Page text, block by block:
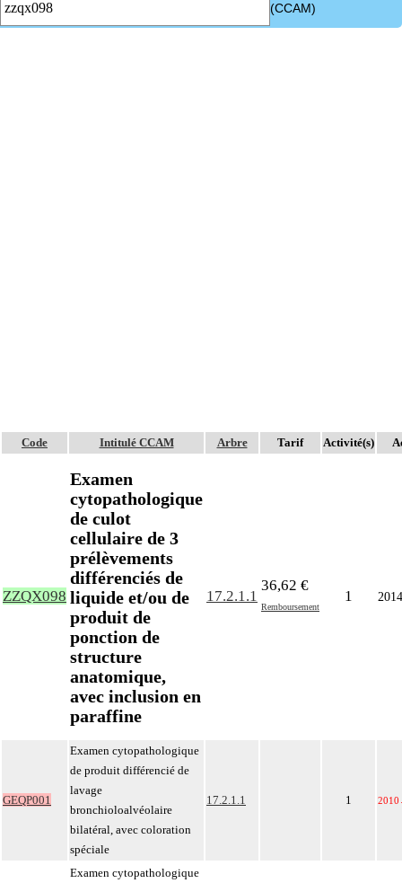
(CCAM)
Code Intitulé CCAM Arbre Tarif Activité(s)
ZZQX098
Examen
cytopathologique
de culot
cellulaire de 3
prélèvements
différenciés de
liquide et/ou de
produit de
ponction de
structure
anatomique,
avec inclusion en
paraffine
17.2.1.1
36,62 €
Remboursement
1 2014
GEQP001
Examen cytopathologique
de produit différencié de
lavage
bronchioloalvéolaire
bilatéral, avec coloration
spéciale
17.2.1.1 1 2010
Examen cytopathologique